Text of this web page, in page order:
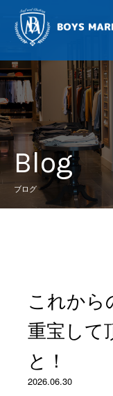
Blog
ブログ
これから
重宝して
と！
2026.06.30